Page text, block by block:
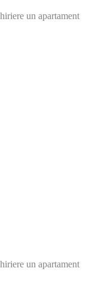
un apartament
un apartament